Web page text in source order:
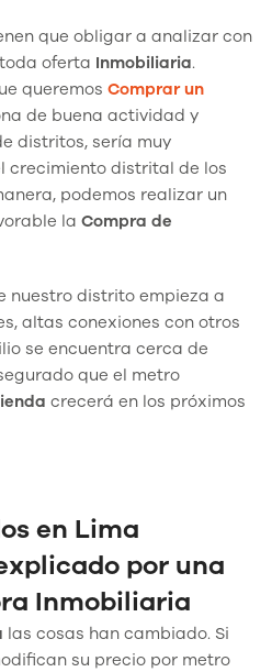
que obligar a analizar con
oferta Inmobiliaria.
queremos Comprar un
de buena actividad y
distritos, sería muy
crecimiento distrital de los
podemos realizar un
la Compra de
nuestro distrito empieza a
altas conexiones con otros
se encuentra cerca de
que el metro
crecerá en los próximos
en Lima
por una
Inmobiliaria
las cosas han cambiado. Si
su precio por metro